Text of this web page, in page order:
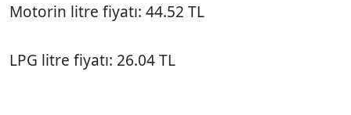
Motorin litre fiyatı: 44.52 TL
LPG litre fiyatı: 26.04 TL